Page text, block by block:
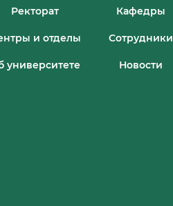
Ректорат Кафедры
и отделы Сотрудники
университете Новости